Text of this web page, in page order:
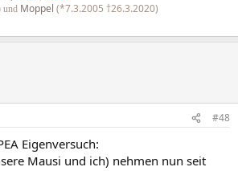
und Moppel (*7.3.2005 †26.3.2020)
#48
Eigenversuch:
Mausi und ich) nehmen nun seit